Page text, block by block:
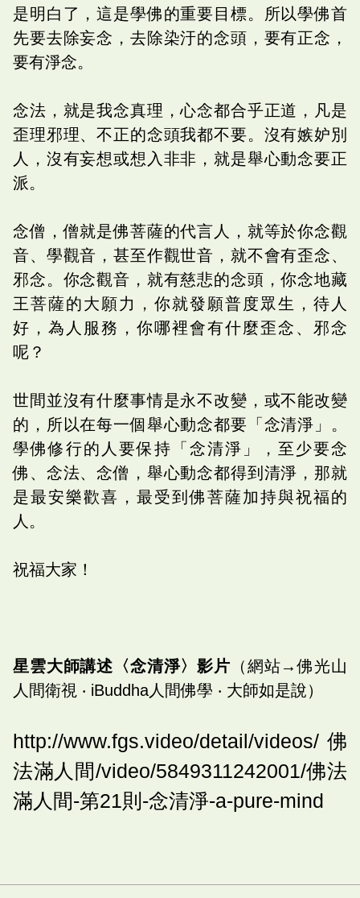
是明白了，這是學佛的重要目標。所以學佛首
先要去除妄念，去除染汙的念頭，要有正念，
要有淨念。
念法，就是我念真理，心念都合乎正道，凡是
歪理邪理、不正的念頭我都不要。沒有嫉妒別
人，沒有妄想或想入非非，就是舉心動念要正
派。
念僧，僧就是佛菩薩的代言人，就等於你念觀
音、學觀音，甚至作觀世音，就不會有歪念、
邪念。你念觀音，就有慈悲的念頭，你念地藏
王菩薩的大願力，你就發願普度眾生，待人
好，為人服務，你哪裡會有什麼歪念、邪念
呢？
世間並沒有什麼事情是永不改變，或不能改變
的，所以在每一個舉心動念都要「念清淨」。
學佛修行的人要保持「念清淨」，至少要念
佛、念法、念僧，舉心動念都得到清淨，那就
是最安樂歡喜，最受到佛菩薩加持與祝福的
人。
祝福大家！
星雲大師講述〈念清淨〉影片 （網站→佛光山
人間衛視 ‧ iBuddha人間佛學 ‧ 大師如是說）
http://www.fgs.video/detail/videos/佛
法滿人間/video/5849311242001/佛法
滿人間-第21則-念清淨-a-pure-mind